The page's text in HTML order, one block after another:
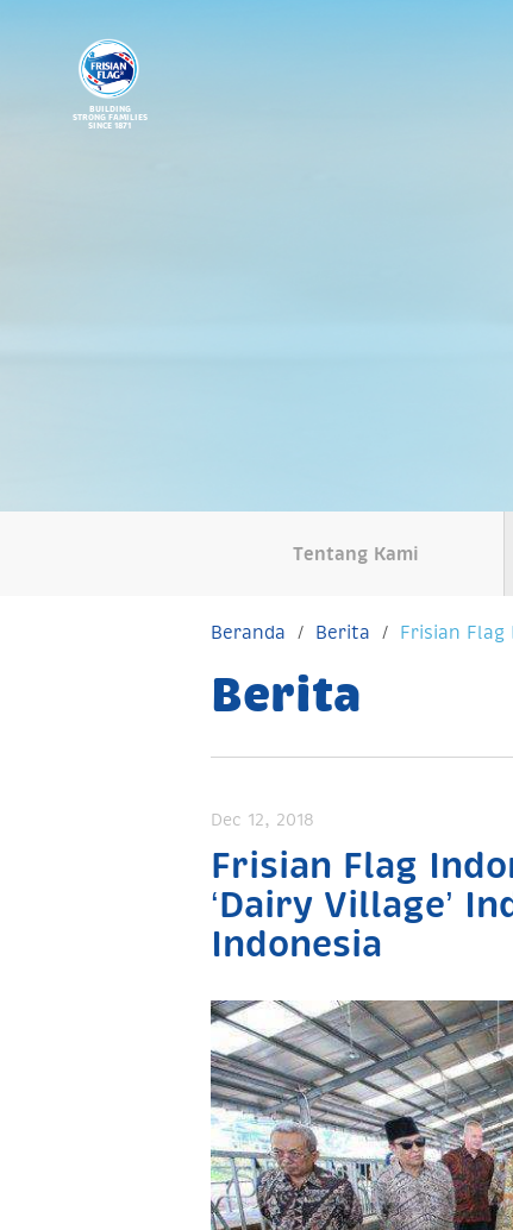
BUILDING
STRONG FAMILIES
SINCE 1871
Tentang Kami
Beranda Berita Frisian Flag
Berita
Dec 12, 2018
Frisian Flag
‘Dairy Village’
Indonesia